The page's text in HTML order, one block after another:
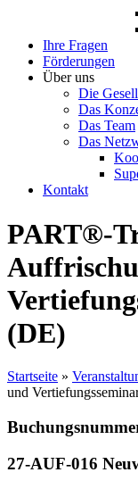
Ihre Fragen
Förderungen
Über uns
Die
Das
Das Team
Das
Kontakt
PART®-
(DE)
Startseite »
und
27-AUF-016